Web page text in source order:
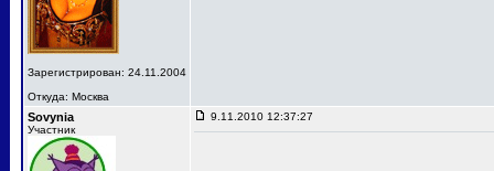
Зарегистрирован: 24.11.2004
Откуда: Москва
Sovynia
Участник
9.11.2010 12:37:27